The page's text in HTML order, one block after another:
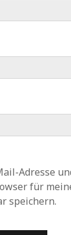
Adresse
für
speichern.